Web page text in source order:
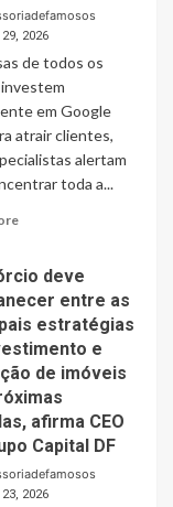
Brasil
2026
2026
de todos os
em Google
atrair clientes,
alertam
toda a...
Read
“Só
anúncio
não
sustenta
uma
empresa
no
Google”
Consultor
e
Google
deve
entre as
estratégias
e
de imóveis
afirma CEO
Capital DF
2026